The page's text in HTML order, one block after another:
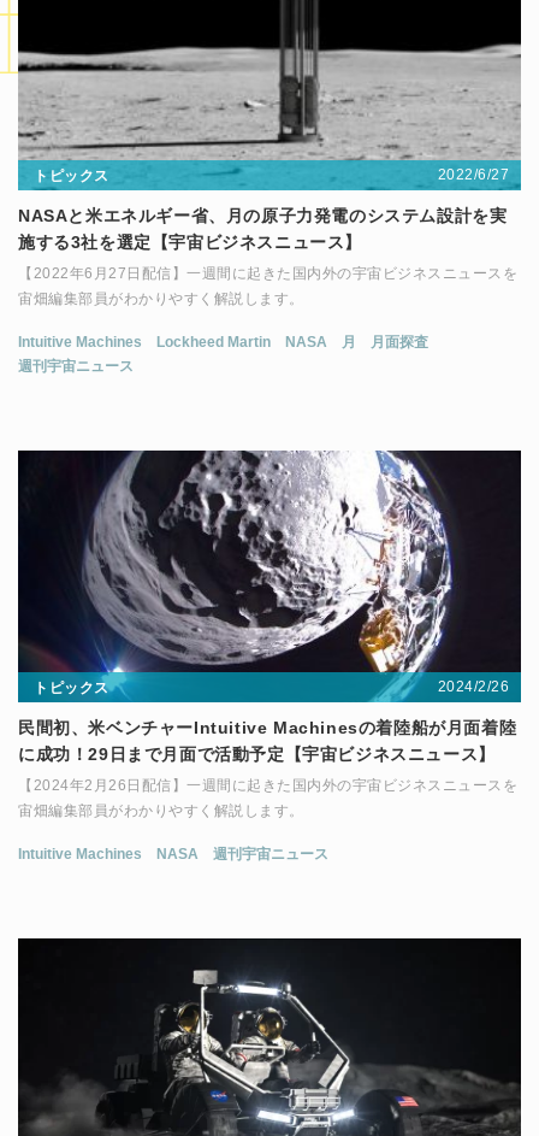
トピックス 2022/6/27
NASAと米エネルギー省、月の原子力発電のシステム設計を実
施する3社を選定【宇宙ビジネスニュース】
【2022年6月27日配信】一週間に起きた国内外の宇宙ビジネスニュースを
宙畑編集部員がわかりやすく解説します。
Intuitive Machines Lockheed Martin NASA 月
月面探査
週刊宇宙ニュース
トピックス 2024/2/26
民間初、米ベンチャーIntuitive Machinesの着陸船が月面着陸
に成功！29日まで月面で活動予定【宇宙ビジネスニュース】
【2024年2月26日配信】一週間に起きた国内外の宇宙ビジネスニュースを
宙畑編集部員がわかりやすく解説します。
Intuitive Machines NASA 週刊宇宙ニュース